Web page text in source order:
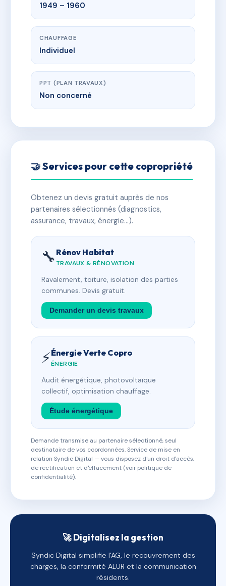
1949 – 1960
CHAUFFAGE
Individuel
PPT (PLAN TRAVAUX)
Non concerné
🤝 Services pour cette copropriété
Obtenez un devis gratuit auprès de nos
partenaires sélectionnés (diagnostics,
assurance, travaux, énergie…).
🔧 Rénov Habitat
TRAVAUX & RÉNOVATION
Ravalement, toiture, isolation des parties
communes. Devis gratuit.
Demander un devis travaux
⚡Énergie Verte Copro
ÉNERGIE
Audit énergétique, photovoltaïque
collectif, optimisation chauffage.
Étude énergétique
Demande transmise au partenaire sélectionné, seul
destinataire de vos coordonnées. Service de mise en
relation Syndic Digital — vous disposez d'un droit d'accès,
de rectification et d'effacement (voir politique de
confidentialité).
🚀 Digitalisez la gestion
Syndic Digital simplifie l'AG, le recouvrement des
charges, la conformité ALUR et la communication
résidents.